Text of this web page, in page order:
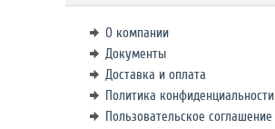
О компании
Документы
Доставка и оплата
Политика конфиденциальности
Пользовательское соглашение